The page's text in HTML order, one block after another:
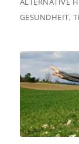
GESUNDHEIT,